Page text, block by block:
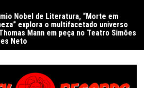
Nobel de Literatura, “Morte em
explora o multifacetado universo
Mann em peça no Teatro Simões
Neto